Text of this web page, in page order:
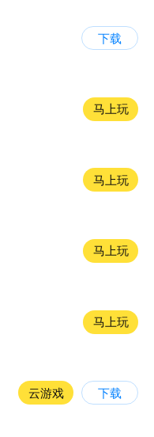
下载
马上玩
马上玩
马上玩
马上玩
云游戏 下载